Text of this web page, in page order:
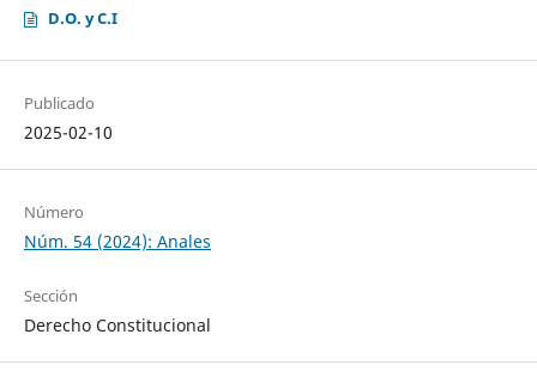
D.O. y C.I
Publicado
2025-02-10
Número
Núm. 54 (2024): Anales
Sección
Derecho Constitucional